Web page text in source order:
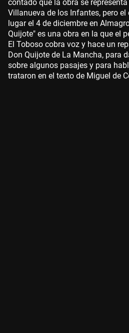
contado que la obra se
Villanueva de los Infantes, pero
lugar el 4 de diciembre en
Quijote" es una obra en la que el
El Toboso cobra voz y hace un
Don Quijote de La Mancha, para
sobre algunos pasajes y para
trataron en el texto de Miguel de